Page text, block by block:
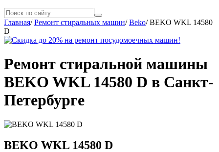
Главная/Ремонт стиральных машин/Beko/BEKO WKL 14580
D
Ремонт стиральной машины
BEKO WKL 14580 D в Санкт-
Петербурге
BEKO WKL 14580 D